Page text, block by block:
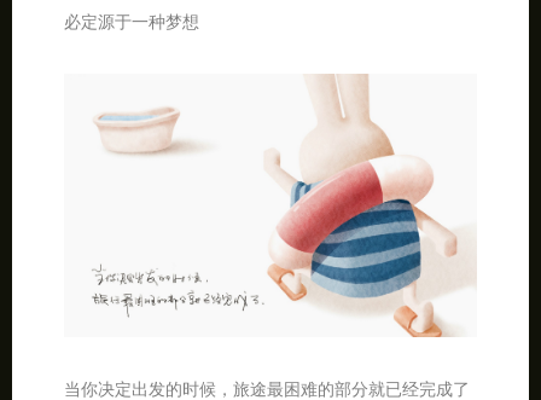
必定源于一种梦想
当你决定出发的时候，旅途最困难的部分就已经完成了